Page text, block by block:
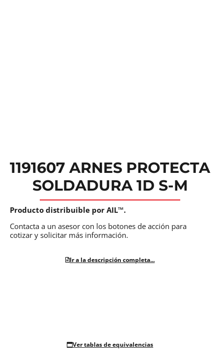
1191607 ARNES PROTECTA
SOLDADURA 1D S-M
Producto distribuible por AIL™.
Contacta a un asesor con los botones de acción para
cotizar y solicitar más información.
Ir a la descripción completa...
Ver tablas de equivalencias